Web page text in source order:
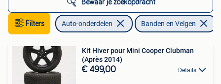
Bewaar je zoekopdracht
Filters Auto-onderdelen Banden en Velgen
Kit Hiver pour Mini Cooper Clubman
(Après 2014)
€ 499,00 Details